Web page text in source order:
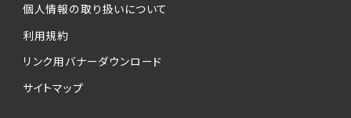
個人情報の取り扱いについて
利用規約
リンク用バナーダウンロード
サイトマップ